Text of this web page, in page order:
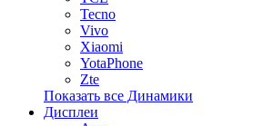
Tecno
Vivo
Xiaomi
YotaPhone
Zte
Показать все Динамики
Дисплеи